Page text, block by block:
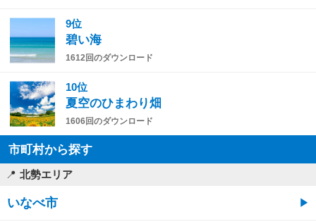
9位
碧い海
1612回のダウンロード
10位
夏空のひまわり畑
1606回のダウンロード
市町村から探す
北勢エリア
いなべ市